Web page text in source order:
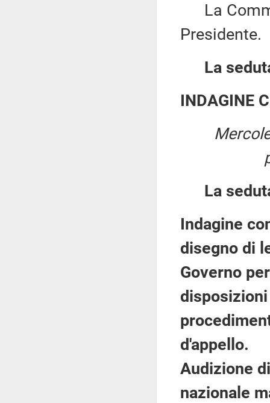
La
Presidente.
La
INDAGINE
La
Indagine
disegno di
Governo
d'appello.
Audizione
nazionale